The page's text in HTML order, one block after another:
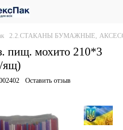
2.2.СТАКАНЫ БУМАЖНЫЕ,
пищ. мохито 210*3
ящ)
Оставить отзыв